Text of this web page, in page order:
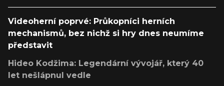
Videoherní poprvé: Průkopníci herních
mechanismů, bez nichž si hry dnes neumíme
představit
Hideo Kodžima: Legendární vývojář, který 40
let nešlápnul vedle